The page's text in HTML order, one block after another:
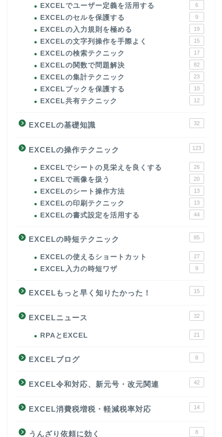
EXCELでユーザー定義を活用する 6
EXCELのセルを保護する 9
EXCELの入力規則を極める 19
EXCELの文字列操作を手際よく 15
EXCELの検索テクニック 17
EXCELの関数で問題解決 82
EXCELの集計テクニック 23
EXCELブックを保護する 10
EXCEL共有テクニック 12
EXCELの基礎知識 32
EXCELの操作テクニック 123
EXCELでシートの見栄えを良くする 26
EXCELで画像を扱う 20
EXCELのシート操作方法 13
EXCELの印刷テクニック 13
EXCELの書式設定を活用する 44
EXCELの時短テクニック 85
EXCELの使えるショートカット 27
EXCEL入力の時短ワザ 9
EXCELもっと早く知りたかった！ 15
EXCELニュース 32
RPAとEXCEL 21
EXCELブログ 8
EXCEL令和対応、新元号・改元関連 42
EXCEL消費税増税・軽減税率対応 14
うんざり依頼に効く 8